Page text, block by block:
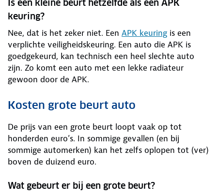
Is een kleine beurt hetzelfde als een APK
keuring?
Nee, dat is het zeker niet. Een APK keuring is een
verplichte veiligheidskeuring. Een auto die APK is
goedgekeurd, kan technisch een heel slechte auto
zijn. Zo komt een auto met een lekke radiateur
gewoon door de APK.
Kosten grote beurt auto
De prijs van een grote beurt loopt vaak op tot
honderden euro’s. In sommige gevallen (en bij
sommige automerken) kan het zelfs oplopen tot (ver)
boven de duizend euro.
Wat gebeurt er bij een grote beurt?